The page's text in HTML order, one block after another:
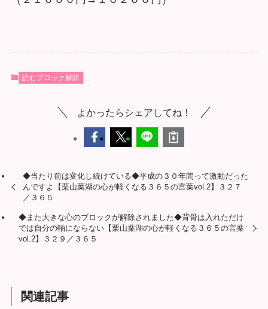
読むブロック解除
よかったらシェアしてね！
◆当たり前は変化し続けている◆平成の３０年間って激動だった
んですよ【栗山葉湖の心が軽くなる３６５の言葉vol.2】３２７
／３６５
◆また大きな心のブロックが解除されました◆背骨は入れただけ
では自分の軸にならない【栗山葉湖の心が軽くなる３６５の言葉
vol.2】３２９／３６５
関連記事